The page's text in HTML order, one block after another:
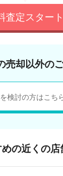
査定スタート
売却以外の
検討の方はこち
の近くの店